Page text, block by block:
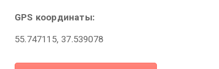
GPS координаты:
55.747115, 37.539078